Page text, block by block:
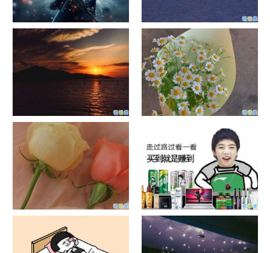
单目摄像头与双目摄像头
晚安励志语录带图片 晚安心语
励志鸡汤
日出文案温柔句子 看日出的微
信说说配图
晒风景照的唯美说说配图 适合
发风景的朋友圈文案
官宣恋爱的说说配图 官宣句子
抖音摆地摊文案 摆地摊的搞笑
说说带图片